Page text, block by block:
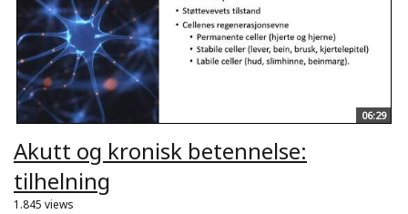
06:29
Akutt og kronisk betennelse:
tilhelning
1.845 views